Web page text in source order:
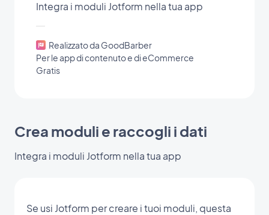
Integra i moduli Jotform nella tua app
Realizzato da GoodBarber
Per le app di contenuto e di eCommerce
Gratis
Crea moduli e raccogli i dati
Integra i moduli Jotform nella tua app
Se usi Jotform per creare i tuoi moduli, questa